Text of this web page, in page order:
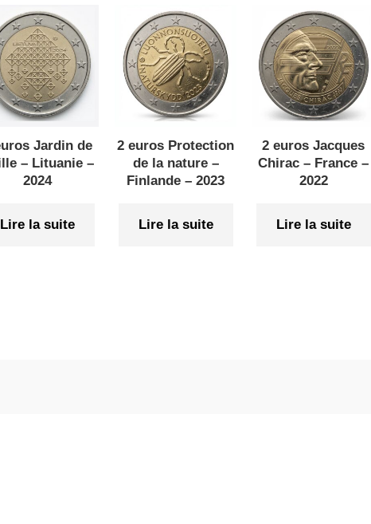
Jardin de
– Lituanie –
2024
Lire la suite
2 euros Protection
de la nature –
Finlande – 2023
Lire la suite
2 euros Jacques
Chirac – France –
2022
Lire la suite